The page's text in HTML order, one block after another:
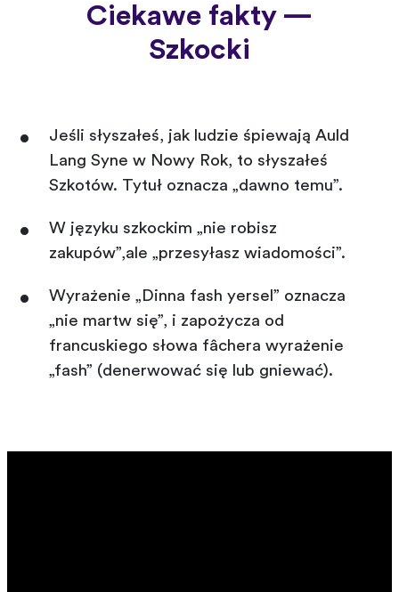
Ciekawe fakty —
Szkocki
Jeśli słyszałeś, jak ludzie śpiewają Auld
Lang Syne w Nowy Rok, to słyszałeś
Szkotów. Tytuł oznacza „dawno temu”.
W języku szkockim „nie robisz
zakupów”,ale „przesyłasz wiadomości”.
Wyrażenie „Dinna fash yersel” oznacza
„nie martw się”, i zapożycza od
francuskiego słowa fâchera wyrażenie
„fash” (denerwować się lub gniewać).